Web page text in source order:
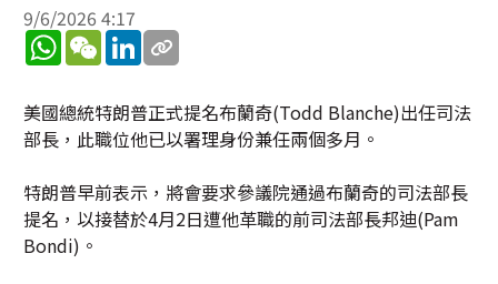
9/6/2026 4:17
WhatsApp
WeChatLinkedIn
美國總統特朗普正式提名布蘭奇(Todd Blanche)出任司法
部長，此職位他已以署理身份兼任兩個多月。
特朗普早前表示，將會要求參議院通過布蘭奇的司法部長
提名，以接替於4月2日遭他革職的前司法部長邦迪(Pam
Bondi)。